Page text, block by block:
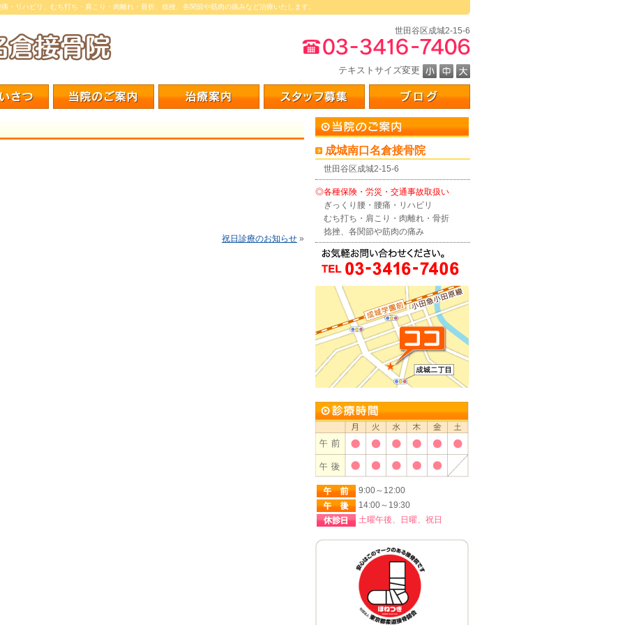
・リハビリ、むち打ち・肩こり・肉離れ・骨折、捻挫、各関節や筋肉の痛みなど治療いたします。
世田谷区成城2-15-6
テキストサイズ変更
祝日診療のお知らせ »
成城南口名倉接骨院
世田谷区成城2-15-6
◎各種保険・労災・交通事故取扱い
ぎっくり腰・腰痛・リハビリ
むち打ち・肩こり・肉離れ・骨折
捻挫、各関節や筋肉の痛み
9:00～12:00
14:00～19:30
土曜午後、日曜、祝日